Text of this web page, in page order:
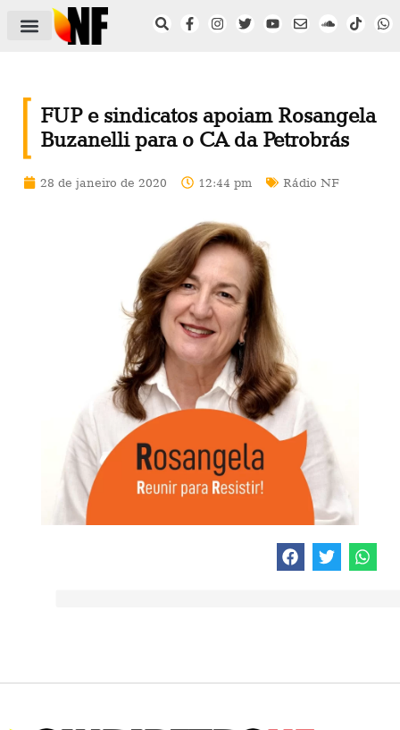
FUP e sindicatos apoiam Rosangela
Buzanelli para o CA da Petrobrás
28 de janeiro de 2020 12:44 pm Rádio NF